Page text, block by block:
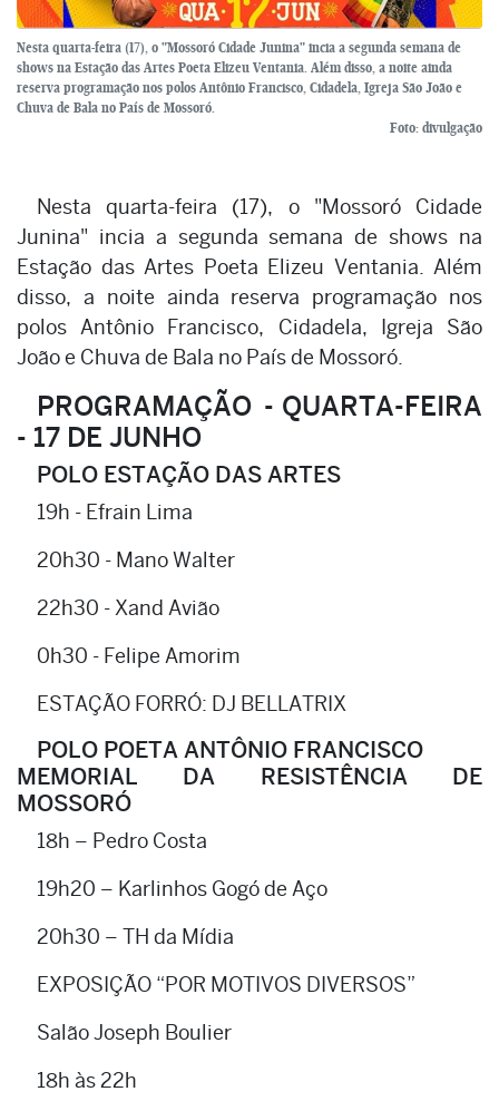
Nesta quarta-feira (17), o "Mossoró Cidade Junina" incia a segunda semana de
shows na Estação das Artes Poeta Elizeu Ventania. Além disso, a noite ainda
reserva programação nos polos Antônio Francisco, Cidadela, Igreja São João e
Chuva de Bala no País de Mossoró.
Foto: divulgação
Nesta quarta-feira (17), o "Mossoró Cidade
Junina" incia a segunda semana de shows na
Estação das Artes Poeta Elizeu Ventania. Além
disso, a noite ainda reserva programação nos
polos Antônio Francisco, Cidadela, Igreja São
João e Chuva de Bala no País de Mossoró.
PROGRAMAÇÃO - QUARTA-FEIRA
- 17 DE JUNHO
POLO ESTAÇÃO DAS ARTES
19h - Efrain Lima
20h30 - Mano Walter
22h30 - Xand Avião
0h30 - Felipe Amorim
ESTAÇÃO FORRÓ: DJ BELLATRIX
POLO POETA ANTÔNIO FRANCISCO
MEMORIAL DA RESISTÊNCIA DE
MOSSORÓ
18h – Pedro Costa
19h20 – Karlinhos Gogó de Aço
20h30 – TH da Mídia
EXPOSIÇÃO “POR MOTIVOS DIVERSOS”
Salão Joseph Boulier
18h às 22h